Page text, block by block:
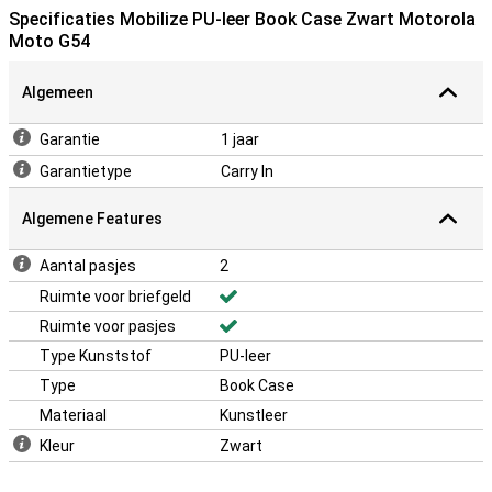
Specificaties Mobilize PU-leer Book Case Zwart Motorola
Moto G54
Algemeen
Garantie
1 jaar
Garantietype
Carry In
Algemene Features
Aantal pasjes
2
Ruimte voor briefgeld
Ruimte voor pasjes
Type Kunststof
PU-leer
Type
Book Case
Materiaal
Kunstleer
Kleur
Zwart